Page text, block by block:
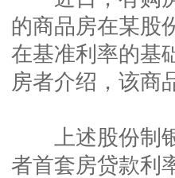
的商品房在某股
在基准利率的基
房者介绍，该商
上述股份制银
者首套房贷款利